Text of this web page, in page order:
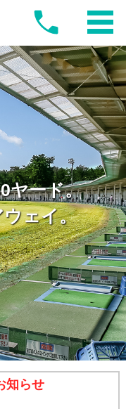
ヤード。
ェイ。
知らせ